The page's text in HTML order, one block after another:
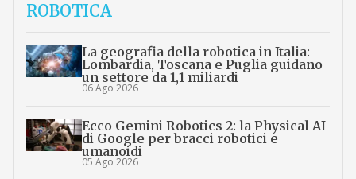
ROBOTICA
La geografia della robotica in Italia:
Lombardia, Toscana e Puglia guidano
un settore da 1,1 miliardi
06 Ago 2026
Ecco Gemini Robotics 2: la Physical AI
di Google per bracci robotici e
umanoidi
05 Ago 2026